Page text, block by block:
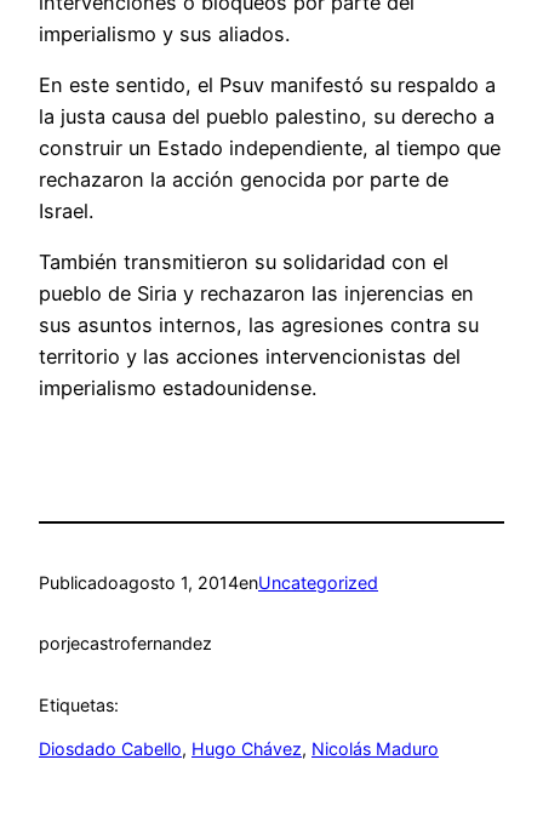
imperialismo y sus aliados.
En este sentido, el Psuv manifestó su respaldo a
la justa causa del pueblo palestino, su derecho a
construir un Estado independiente, al tiempo que
rechazaron la acción genocida por parte de
Israel.
También transmitieron su solidaridad con el
pueblo de Siria y rechazaron las injerencias en
sus asuntos internos, las agresiones contra su
territorio y las acciones intervencionistas del
imperialismo estadounidense.
Publicadoagosto 1, 2014enUncategorized
porjecastrofernandez
Etiquetas:
Diosdado Cabello, Hugo Chávez, Nicolás Maduro